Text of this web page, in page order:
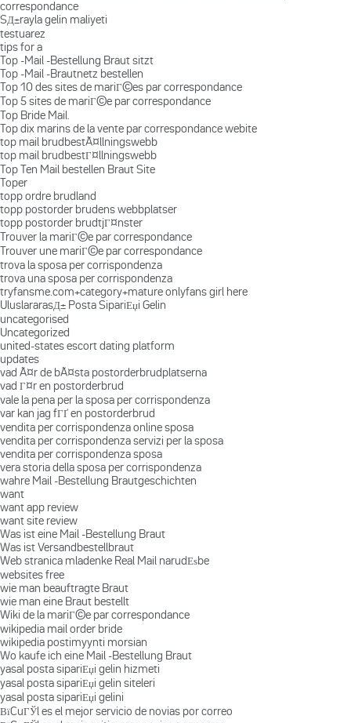
correspondance
SД±rayla gelin maliyeti
testuarez
tips for a
Top -Mail -Bestellung Braut sitzt
Top -Mail -Brautnetz bestellen
Top 10 des sites de mariГ©es par correspondance
Top 5 sites de mariГ©e par correspondance
Top Bride Mail.
Top dix marins de la vente par correspondance webite
top mail brudbestÃ¤llningswebb
top mail brudbestГ¤llningswebb
Top Ten Mail bestellen Braut Site
Toper
topp ordre brudland
topp postorder brudens webbplatser
topp postorder brudtjГ¤nster
Trouver la mariГ©e par correspondance
Trouver une mariГ©e par correspondance
trova la sposa per corrispondenza
trova una sposa per corrispondenza
tryfansme.com+category+mature onlyfans girl here
UluslararasД± Posta SipariЕџi Gelin
uncategorised
Uncategorized
united-states escort dating platform
updates
vad Ã¤r de bÃ¤sta postorderbrudplatserna
vad Г¤r en postorderbrud
vale la pena per la sposa per corrispondenza
var kan jag fГҐ en postorderbrud
vendita per corrispondenza online sposa
vendita per corrispondenza servizi per la sposa
vendita per corrispondenza sposa
vera storia della sposa per corrispondenza
wahre Mail -Bestellung Brautgeschichten
want
want app review
want site review
Was ist eine Mail -Bestellung Braut
Was ist Versandbestellbraut
Web stranica mladenke Real Mail narudЕѕbe
websites free
wie man beauftragte Braut
wie man eine Braut bestellt
Wiki de la mariГ©e par correspondance
wikipedia mail order bride
wikipedia postimyynti morsian
Wo kaufe ich eine Mail -Bestellung Braut
yasal posta sipariЕџi gelin hizmeti
yasal posta sipariЕџi gelin siteleri
yasal posta sipariЕџi gelini
ВїCuГЎl es el mejor servicio de novias por correo